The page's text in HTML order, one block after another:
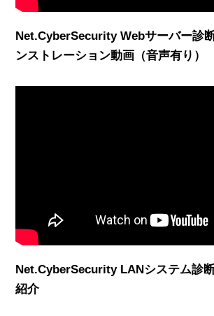
Net.CyberSecurity Webサーバー診
ンストレーション動画（音声有り）
Net.CyberSecurity LANシステム診
紹介